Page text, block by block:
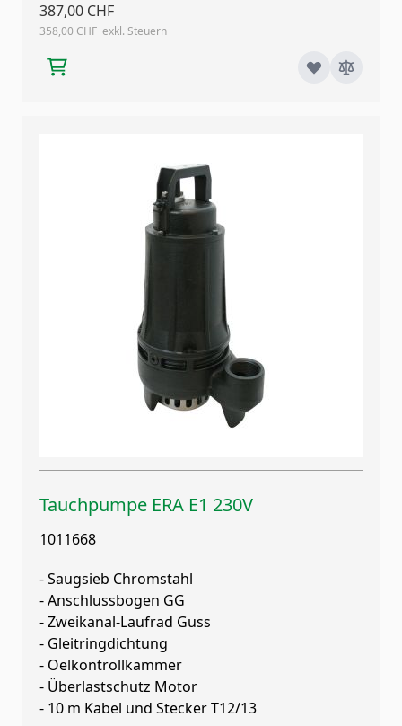
387,00 CHF
358,00 CHF
Tauchpumpe ERA E1 230V
1011668
- Saugsieb Chromstahl
- Anschlussbogen GG
- Zweikanal-Laufrad Guss
- Gleitringdichtung
- Oelkontrollkammer
- Überlastschutz Motor
- 10 m Kabel und Stecker T12/13